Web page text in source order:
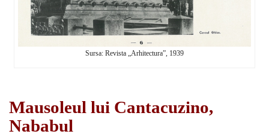
Sursa: Revista „Arhitectura”, 1939
Mausoleul lui Cantacuzino,
Nababul